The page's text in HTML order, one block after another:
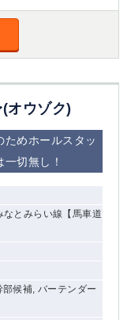
ウゾク)
ためホールスタッ
切無し！
とみらい線【馬車道
候補, バーテンダー